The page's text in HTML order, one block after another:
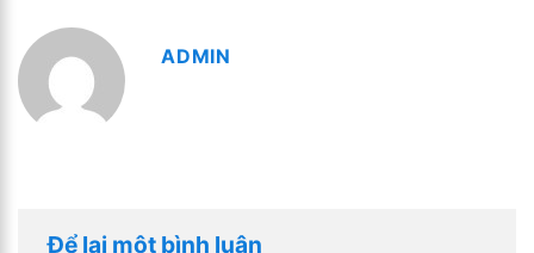
ADMIN
Để lại một bình luận